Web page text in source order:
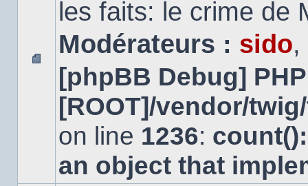
Aucun
message
non
les faits: le crime de
Modérateurs : sido,
[phpBB Debug]
[ROOT]/vendor/
on line 1236:
an object that